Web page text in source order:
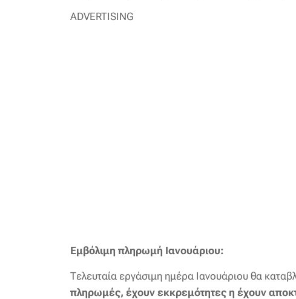
ADVERTISING
Εμβόλιμη πληρωμή Ιανουάριου:
Τελευταία εργάσιμη ημέρα Ιανουάριου θα
πληρωμές, έχουν εκκρεμότητες η έχουν